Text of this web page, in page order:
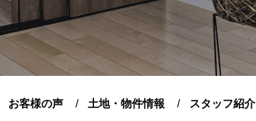
お客様の声 土地・物件情報 スタッフ紹介